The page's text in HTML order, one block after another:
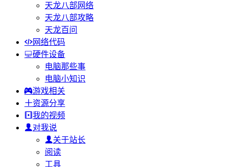
天龙八部网络
天龙八部攻略
天龙百问
网络代码
硬件设备
电脑那些事
电脑小知识
游戏相关
资源分享
我的视频
对我说
关于站长
阅读
工具